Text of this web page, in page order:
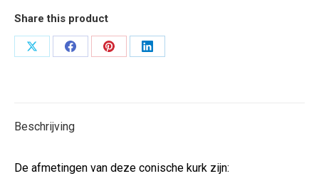
Share this product
Deel
Deel
Deel
Deel
Beschrijving
De afmetingen van deze conische kurk zijn: